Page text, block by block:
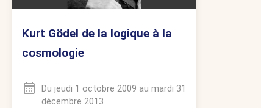
Kurt Gödel de la logique à la
cosmologie
Du jeudi 1 octobre 2009 au mardi 31
décembre 2013